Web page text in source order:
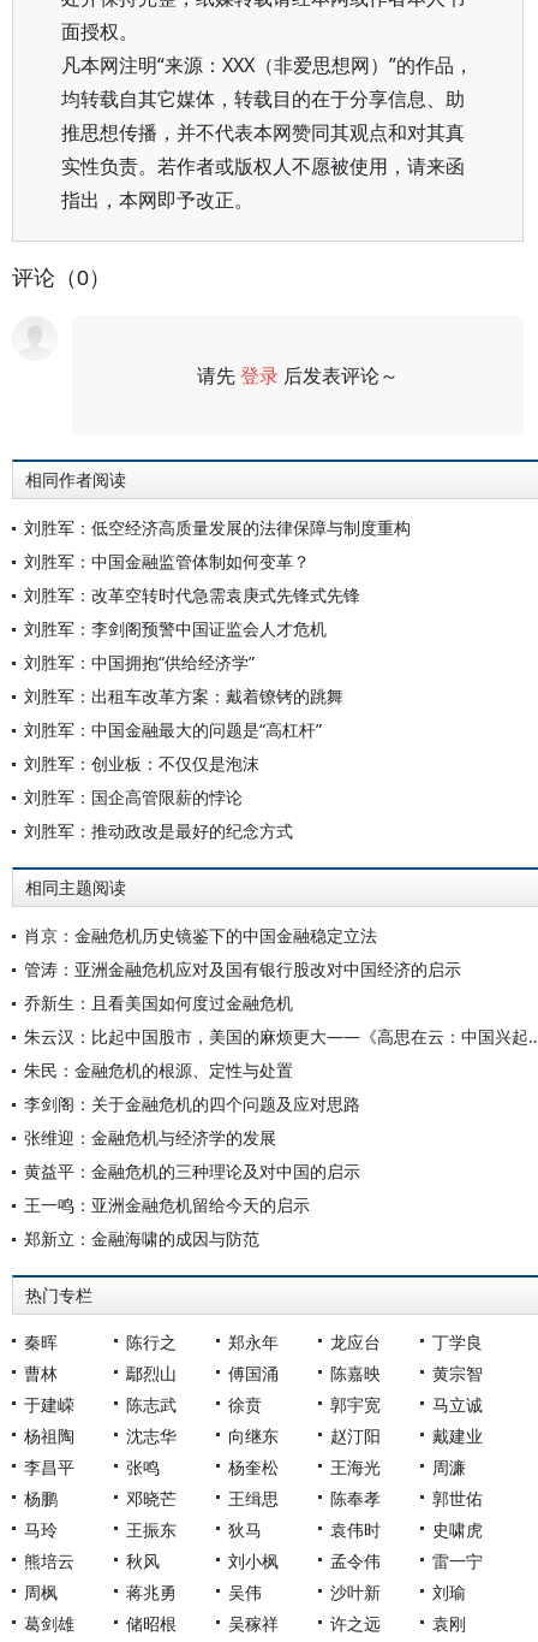
面授权。
凡本网注明“来源：XXX（非爱思想网）”的作品，
均转载自其它媒体，转载目的在于分享信息、助
推思想传播，并不代表本网赞同其观点和对其真
实性负责。若作者或版权人不愿被使用，请来函
指出，本网即予改正。
评论（0）
请先登录 后发表评论～
相同作者阅读
刘胜军：低空经济高质量发展的法律保障与制度重构
刘胜军：中国金融监管体制如何变革？
刘胜军：改革空转时代急需袁庚式先锋式先锋
刘胜军：李剑阁预警中国证监会人才危机
刘胜军：中国拥抱“供给经济学”
刘胜军：出租车改革方案：戴着镣铐的跳舞
刘胜军：中国金融最大的问题是“高杠杆”
刘胜军：创业板：不仅仅是泡沫
刘胜军：国企高管限薪的悖论
刘胜军：推动政改是最好的纪念方式
相同主题阅读
肖京：金融危机历史镜鉴下的中国金融稳定立法
管涛：亚洲金融危机应对及国有银行股改对中国经济的启示
乔新生：且看美国如何度过金融危机
朱云汉：比起中国股市，美国的麻烦更
朱民：金融危机的根源、定性与处置
李剑阁：关于金融危机的四个问题及应对思路
张维迎：金融危机与经济学的发展
黄益平：金融危机的三种理论及对中国的启示
王一鸣：亚洲金融危机留给今天的启示
郑新立：金融海啸的成因与防范
热门专栏
秦晖 陈行之 郑永年 龙应台
丁学良
曹林
鄢烈山 傅国涌 陈嘉映
黄宗智
于建嵘
陈志武 徐贲 郭宇宽
马立诚
杨祖陶
沈志华 向继东 赵汀阳
戴建业
李昌平
张鸣 杨奎松 王海光
周濂
杨鹏
邓晓芒 王缉思 陈奉孝
郭世佑
马玲
王振东 狄马 袁伟时
史啸虎
熊培云
秋风 刘小枫 孟令伟
雷一宁
周枫
蒋兆勇 吴伟 沙叶新
刘瑜
葛剑雄
储昭根 吴稼祥 许之远 袁刚